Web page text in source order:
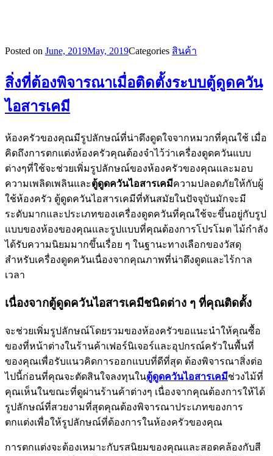
Posted on June, 2019May, 2019Categories สินค้า
สิ่งที่ต้องพิจารณาเมื่อติดตั้งระบบตู้ดูดควัน
ไอสารเคมี
ห้องครัวของคุณมีรูปลักษณ์ที่น่าดึงดูดใจจากหมวกที่คุณใช้ เมื่อ
คิดถึงการตกแต่งห้องครัวคุณต้องจำไว้ว่าเครื่องดูดควันแบบ
ต่างๆที่ใช้จะช่วยเพิ่มรูปลักษณ์ของห้องครัวของคุณและมอบ
ความเพลิดเพลินและตู้ดูดควันไอสารเคมีความปลอดภัยให้กับผู้
ใช้ห้องครัว ตู้ดูดควันไอสารเคมีที่ทันสมัยในปัจจุบันมักจะมี
ระดับมากและประเภทของเครื่องดูดควันที่คุณใช้จะขึ้นอยู่กับรูป
แบบของห้องของคุณและรูปแบบที่คุณต้องการโปรโมต ไม้กำลัง
ได้รับความนิยมมากขึ้นเรื่อย ๆ ในฐานะทางเลือกของวัสดุ
สำหรับเครื่องดูดควันเนื่องจากคุณภาพที่น่าดึงดูดและไร้กาล
เวลา
เนื่องจากตู้ดูดควันไอสารเคมีชนิดต่าง ๆ ที่คุณติดตั้ง
จะช่วยเพิ่มรูปลักษณ์โดยรวมของห้องครัวขอแนะนำให้คุณซื้อ
ของที่หน้าต่างในร้านค้าเฟอร์นิเจอร์และอุปกรณ์ครัวในพื้นที่
ของคุณเพื่อรับแนวคิดการออกแบบที่ดีที่สุด ต้องพิจารณาสิ่งต่อ
ไปนี้ก่อนที่คุณจะตัดสินใจลงทุนในตู้ดูดควันไอสารเคมีช่วงไม้ที่
คุณเห็นในขณะที่ดูผ่านร้านค้าต่างๆ เนื่องจากคุณต้องการให้ได้
รูปลักษณ์ที่สวยงามที่สุดคุณต้องพิจารณาประเภทของการ
ตกแต่งเพื่อให้รูปลักษณ์ที่ต้องการในห้องครัวของคุณ
การตกแต่งจะต้องเหมาะกับรสนิยมของคุณและสอดคล้องกับสี